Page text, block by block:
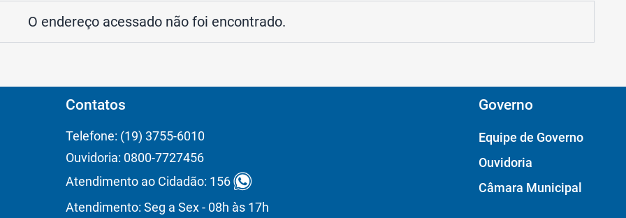
O endereço acessado não foi encontrado.
Contatos
Telefone: (19) 3755-6010
Ouvidoria: 0800-7727456
Atendimento ao Cidadão: 156
Atendimento: Seg a Sex - 08h às 17h
Governo
Equipe de Governo
Ouvidoria
Câmara Municipal